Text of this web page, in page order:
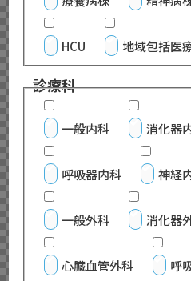
HCU 地域包括医
診療科
一般内科 消化器
呼吸器内科 神経
一般外科 消化器
心臓血管外科 呼